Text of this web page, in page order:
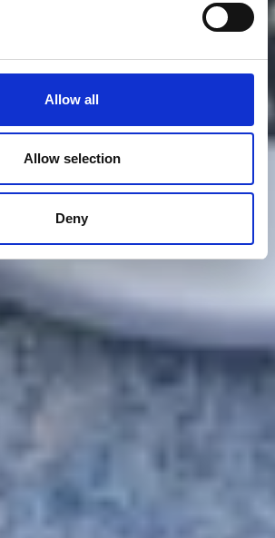
Allow all
Allow selection
Deny